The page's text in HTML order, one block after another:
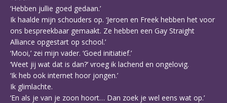
‘Hebben jullie goed gedaan.’
Ik haalde mijn schouders op. ‘Jeroen en Freek hebben het voor
ons bespreekbaar gemaakt. Ze hebben een Gay Straight
Alliance opgestart op school.’
‘Mooi,’ zei mijn vader. ‘Goed initiatief.’
‘Weet jij wat dat is dan?’ vroeg ik lachend en ongelovig.
‘Ik heb ook internet hoor jongen.’
Ik glimlachte.
‘En als je van je zoon hoort… Dan zoek je wel eens wat op.’